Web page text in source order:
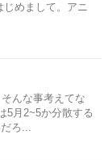
めまして。アニ
んな事考えてな
5月2~5か分散する
ろ...